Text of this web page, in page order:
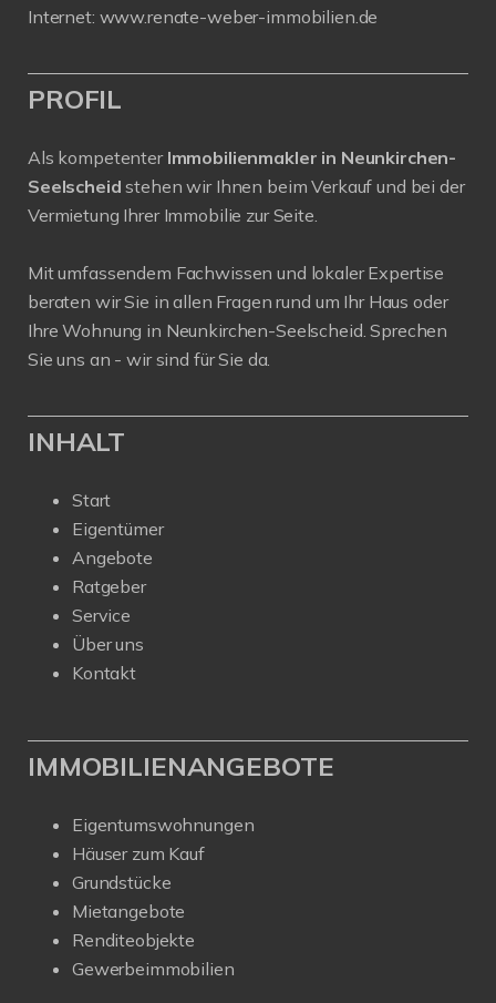
Internet: www.renate-weber-immobilien.de
PROFIL
Als kompetenter Immobilienmakler in Neunkirchen-
Seelscheidstehen wir Ihnen beim Verkauf und bei der
Vermietung Ihrer Immobilie zur Seite.
Mit umfassendem Fachwissen und lokaler Expertise
beraten wir Sie in allen Fragen rund um Ihr Haus oder
Ihre Wohnung in Neunkirchen-Seelscheid. Sprechen
Sie uns an - wir sind für Sie da.
INHALT
Start
Eigentümer
Angebote
Ratgeber
Service
Über uns
Kontakt
IMMOBILIENANGEBOTE
Eigentumswohnungen
Häuser zum Kauf
Grundstücke
Mietangebote
Renditeobjekte
Gewerbeimmobilien